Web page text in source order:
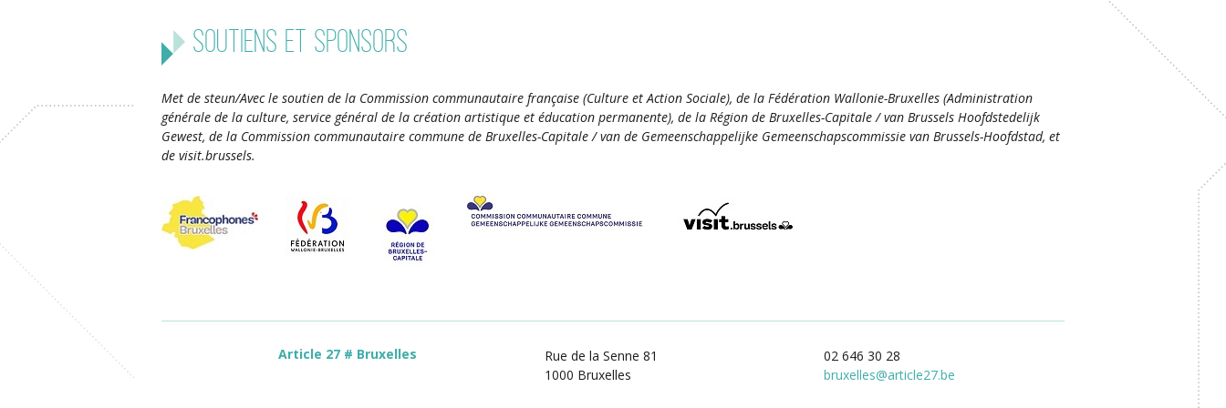
Soutiens et sponsors
Met de steun/Avec le soutien de la Commission communautaire française (Culture et Action Sociale), de la Fédération Wallonie-Bruxelles (Administration
générale de la culture, service général de la création artistique et éducation permanente), de la Région de Bruxelles-Capitale / van Brussels Hoofdstedelijk
Gewest, de la Commission communautaire commune de Bruxelles-Capitale / van de Gemeenschappelijke Gemeenschapscommissie van Brussels-Hoofdstad, et
de visit.brussels.
Article 27 # Bruxelles
Rue de la Senne 81
1000 Bruxelles
02 646 30 28
bruxelles@article27.be